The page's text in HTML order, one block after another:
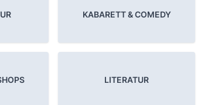
KABARETT & COMEDY
LITERATUR